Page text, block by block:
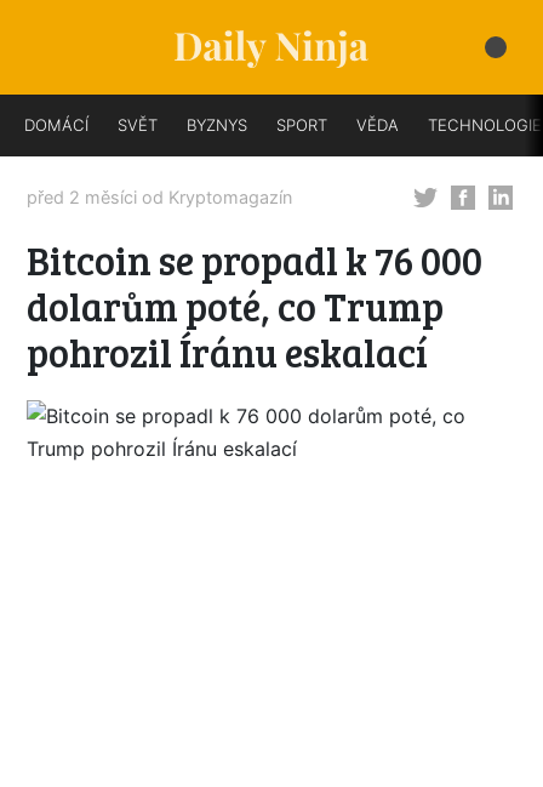
DOMÁCÍ SVĚT BYZNYS SPORT VĚDA TECHNOLOGIE
před 2 měsíci od Kryptomagazín
Bitcoin se propadl k 76 000
dolarům poté, co Trump
pohrozil Íránu eskalací